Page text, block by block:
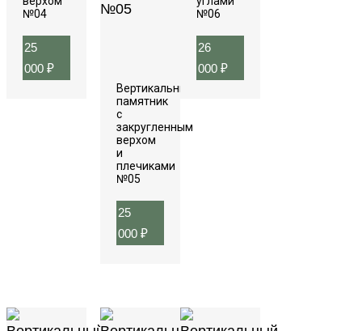
№04
25
000 ₽
Вертикальный
памятник
с
закругленным
верхом
и
плечиками
№05
25
000 ₽
№06
26
000 ₽